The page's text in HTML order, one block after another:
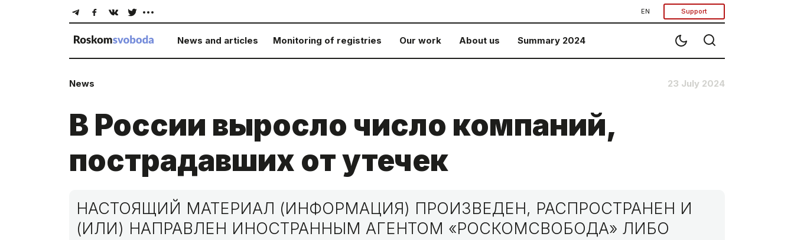
EN Support
News and articles Monitoring of registries Our work About us Summary 2024
News 23 July 2024
В России выросло число компаний,
пострадавших от утечек
НАСТОЯЩИЙ МАТЕРИАЛ (ИНФОРМАЦИЯ) ПРОИЗВЕДЕН, РАСПРОСТРАНЕН И
(ИЛИ) НАПРАВЛЕН ИНОСТРАННЫМ АГЕНТОМ «РОСКОМСВОБОДА» ЛИБО